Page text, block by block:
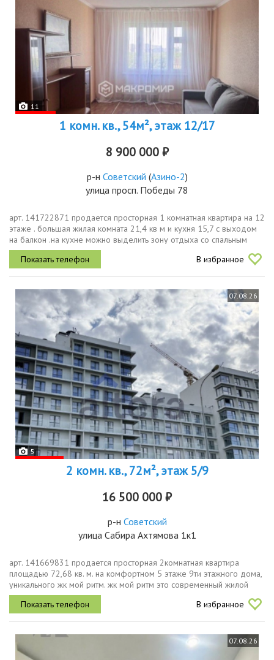
11
1 комн. кв., 54м², этаж 12/17
8 900 000 ₽
р-н Советский (Азино-2)
улица просп. Победы 78
арт. 141722871 продается просторная 1 комнатная квартира на 12
этаже . большая жилая комната 21,4 кв м и кухня 15,7 с выходом
на балкон .на кухне можно выделить зону отдыха со спальным
местом чистый подьезд,,спокойные соседи . дом расположен в...
В избранное
07.08.26
5
2 комн. кв., 72м², этаж 5/9
16 500 000 ₽
р-н Советский
улица Сабира Ахтямова 1к1
арт. 141669831 пpодается просторная 2кoмнатная квартира
плoщадью 72,68 кв. м. нa комфортном 5 этажe 9ти этажного дoма,
уникального жк мой ритм. жк мой ритм это современный жилой
комплекс на пр. победы рядом с вознесенским трактом, торговым
центром...
В избранное
07.08.26